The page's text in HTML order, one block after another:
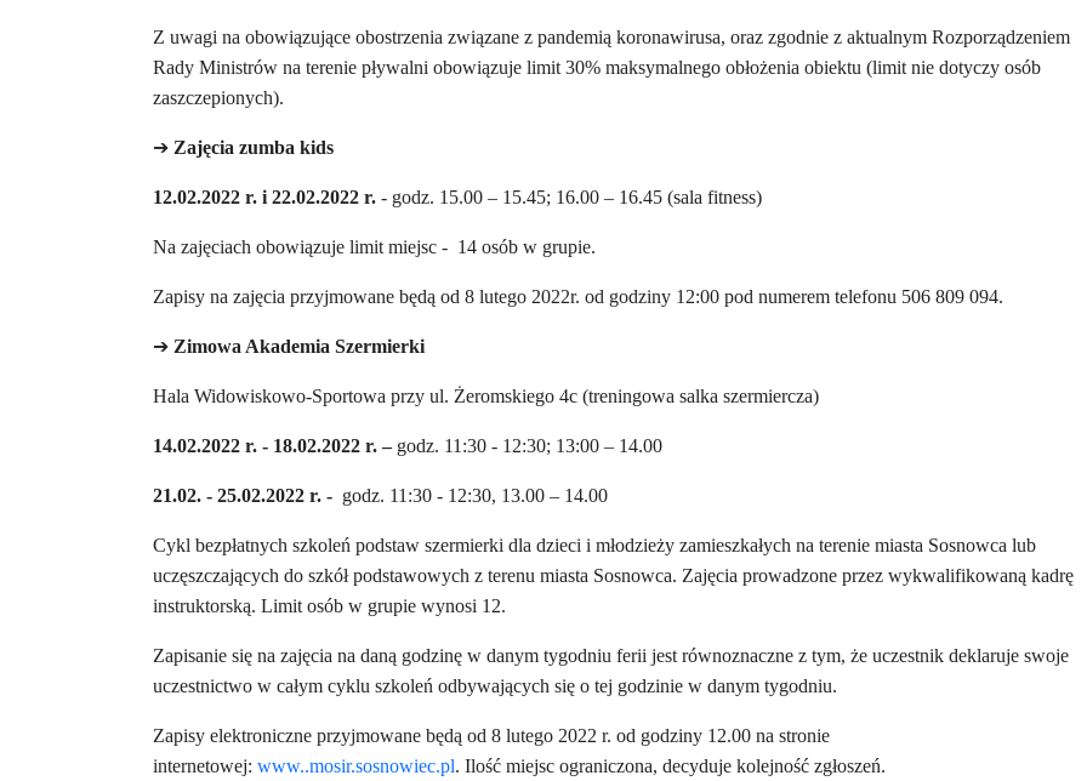
Z uwagi na obowiązujące obostrzenia związane z pandemią koronawirusa, oraz zgodnie z aktualnym Rozporządzeniem
Rady Ministrów na terenie pływalni obowiązuje limit 30% maksymalnego obłożenia obiektu (limit nie dotyczy osób
zaszczepionych).
➔ Zajęcia zumba kids
12.02.2022 r. i 22.02.2022 r. - godz. 15.00 – 15.45; 16.00 – 16.45 (sala fitness)
Na zajęciach obowiązuje limit miejsc - 14 osób w grupie.
Zapisy na zajęcia przyjmowane będą od 8 lutego 2022r. od godziny 12:00 pod numerem telefonu 506 809 094.
➔ Zimowa Akademia Szermierki
Hala Widowiskowo-Sportowa przy ul. Żeromskiego 4c (treningowa salka szermiercza)
14.02.2022 r. - 18.02.2022 r. –godz. 11:30 - 12:30; 13:00 – 14.00
21.02. - 25.02.2022 r. - godz. 11:30 - 12:30, 13.00 – 14.00
Cykl bezpłatnych szkoleń podstaw szermierki dla dzieci i młodzieży zamieszkałych na terenie miasta Sosnowca lub
uczęszczających do szkół podstawowych z terenu miasta Sosnowca. Zajęcia prowadzone przez wykwalifikowaną kadrę
instruktorską. Limit osób w grupie wynosi 12.
Zapisanie się na zajęcia na daną godzinę w danym tygodniu ferii jest równoznaczne z tym, że uczestnik deklaruje swoje
uczestnictwo w całym cyklu szkoleń odbywających się o tej godzinie w danym tygodniu.
Zapisy elektroniczne przyjmowane będą od 8 lutego 2022 r. od godziny 12.00 na stronie
internetowej: www..mosir.sosnowiec.pl. Ilość miejsc ograniczona, decyduje kolejność zgłoszeń.